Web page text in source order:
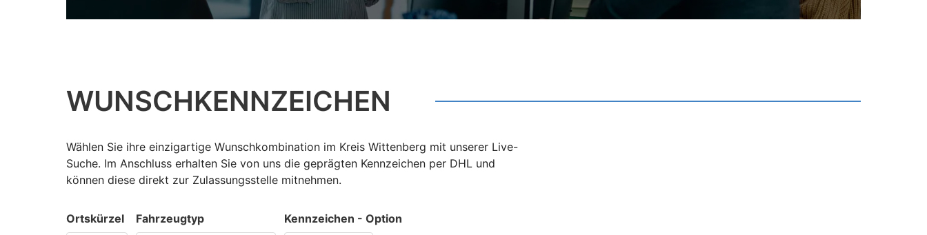
WUNSCH­KENNZEICHEN
Wählen Sie ihre einzigartige Wunschkombination im Kreis Wittenberg mit unserer Live-
Suche. Im Anschluss erhalten Sie von uns die geprägten Kennzeichen per DHL und
können diese direkt zur Zulassungsstelle mitnehmen.
Ortskürzel Fahrzeugtyp Kennzeichen - Option